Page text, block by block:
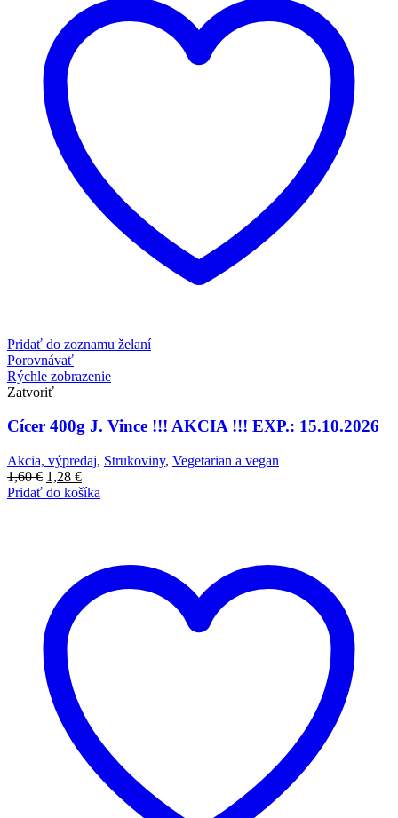
Pridať do zoznamu želaní
Porovnávať
Rýchle zobrazenie
Zatvoriť
Cícer 400g J. Vince !!! AKCIA !!! EXP.: 15.10.2026
Akcia, výpredaj, Strukoviny, Vegetarian a vegan
1,60€ Pôvodná
cena
1,28 €Aktuálna
cena
Pridať do košíka